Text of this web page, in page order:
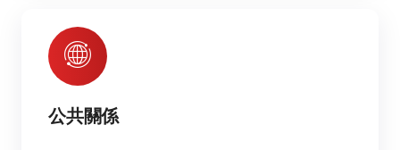
公共關係